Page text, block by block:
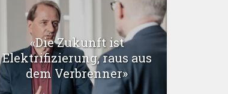
«Die Zukunft ist
Elektrifizierung, raus aus
dem Verbrenner»